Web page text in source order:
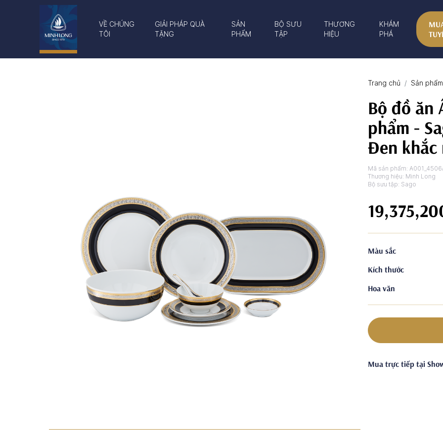
VỀ CHÚNG
TÔI
GIẢI PHÁP QUÀ
TẶNG
SẢN
PHẨM
BỘ SƯU
TẬP
THƯƠNG
HIỆU
KHÁM
PHÁ
Trang chủ Sản
Bộ đồ ăn
phẩm -
Đen khắc
Mã sản phẩm:
Thương hiệu: Minh Long
Bộ sưu tập: Sago
Màu sắc
Kích thước
Hoa văn
Mua trực tiếp tại